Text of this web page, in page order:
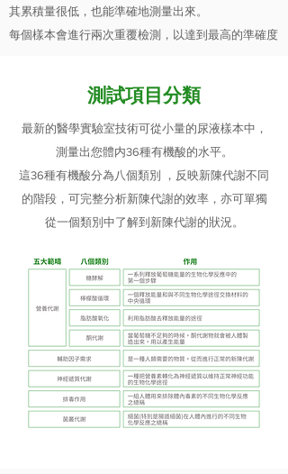
其累積量很低，也能準確地測量出來。
每個樣本會進行兩次重覆檢測，以達到最高的準確度
測試項目分類
最新的醫學實驗室技術可從小量的尿液樣本中，
測量出您體内36種有機酸的水平。
這36種有機酸分為八個類別 ，反映新陳代謝不同
的階段，可完整分析新陳代謝的效率，亦可單獨
從一個類別中了解到新陳代謝的狀況。